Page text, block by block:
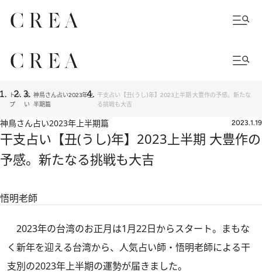
トッ
プ
占
い
神鳥さん占い2023年上
半期篇
干支占い【丑(うし)年】2023上半期 大豊作の予感。新たな
る挑戦も大吉
神鳥さん占い2023年上半期篇 2023.1.19
干支占い【丑(うし)年】2023上半期 大豊作の
予感。新たなる挑戦も大吉
悟明老師
2023年の台湾のお正月は1月22日からスタート。まもな
く新年を迎える台湾から、人気占い師・悟明老師による干
支別の2023年上半期の運勢が届きました。